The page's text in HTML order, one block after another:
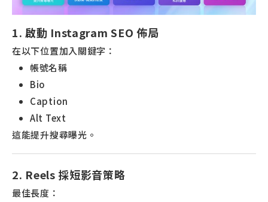
1. 啟動 Instagram SEO 佈局
在以下位置加入關鍵字：
帳號名稱
Bio
Caption
Alt Text
這能提升搜尋曝光。
2. Reels 採短影音策略
最佳長度：